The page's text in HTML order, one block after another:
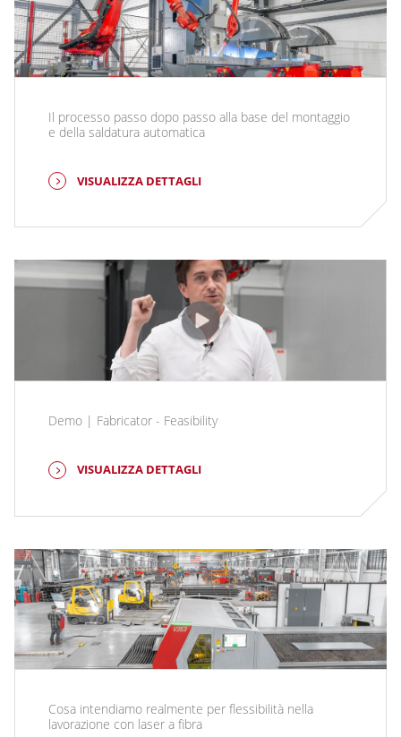
Il processo passo dopo passo alla base del montaggio
e della saldatura automatica
VISUALIZZA DETTAGLI
Demo | Fabricator - Feasibility
VISUALIZZA DETTAGLI
Cosa intendiamo realmente per flessibilità nella
lavorazione con laser a fibra